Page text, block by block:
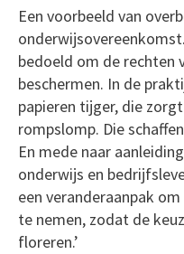
Een voorbeeld van
bedoeld om de rechten
beschermen. In de
papieren tijger, die
rompslomp. Die
En mede naar
onderwijs en
een veranderaanpak
te nemen, zodat de
floreren.’